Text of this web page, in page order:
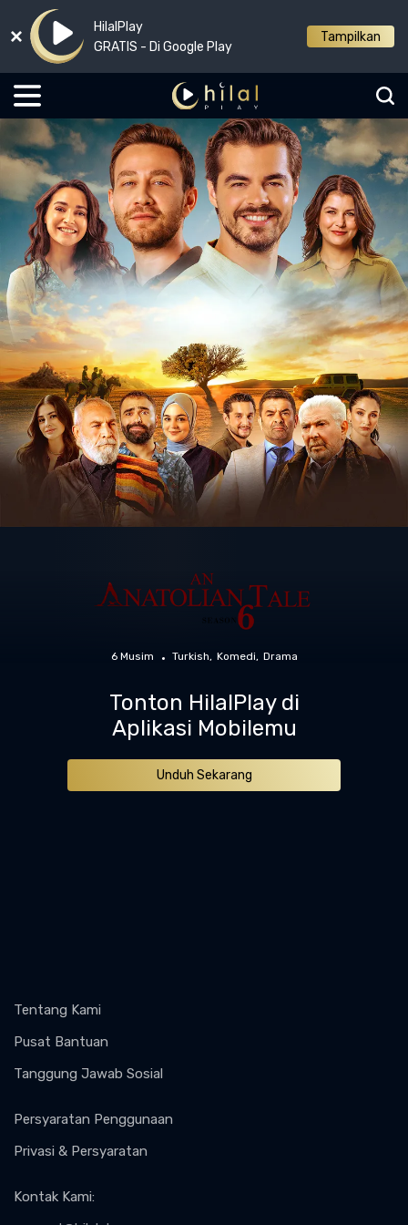
HilalPlay
GRATIS - Di Google Play
Tampilkan
6 Musim Turkish Komedi Drama
Tonton HilalPlay di
Aplikasi Mobilemu
Unduh Sekarang
Tentang Kami
Pusat Bantuan
Tanggung Jawab Sosial
Persyaratan Penggunaan
Privasi & Persyaratan
Kontak Kami: